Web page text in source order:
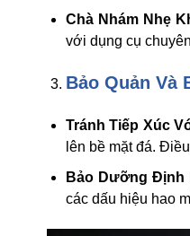
Chà Nhám Nhẹ
với dụng cụ
Bảo Quản Và
Tránh Tiếp Xúc
lên bề mặt đá.
Bảo Dưỡng Định
các dấu hiệu hao